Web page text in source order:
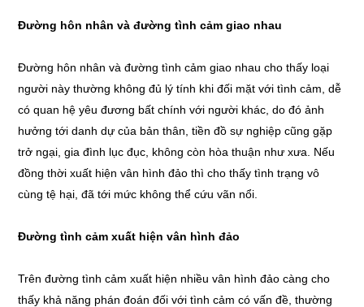
Đường hôn nhân và đường tình cảm giao nhau
Đường hôn nhân và đường tình cảm giao nhau cho thấy loại
người này thường không đủ lý tính khi đối mặt với tình cảm, dễ
có quan hệ yêu đương bất chính với người khác, do đó ảnh
hưởng tới danh dự của bản thân, tiền đồ sự nghiệp cũng gặp
trở ngại, gia đình lục đục, không còn hòa thuận như xưa. Nếu
đồng thời xuất hiện vân hình đảo thì cho thấy tình trạng vô
cùng tệ hại, đã tới mức không thể cứu vãn nổi.
Đường tình cảm xuất hiện vân hình đảo
Trên đường tình cảm xuất hiện nhiều vân hình đảo càng cho
thấy khả năng phán đoán đối với tình cảm có vấn đề, thường